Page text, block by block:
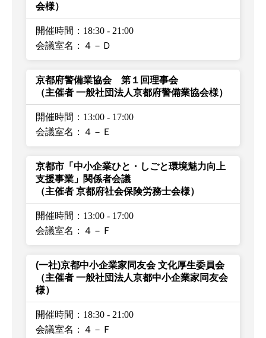
会様）
開催時間：18:30 - 21:00
会議室名：４－Ｄ
京都府警備業協会 第１回理事会
（主催者 一般社団法人京都府警備業協会様）
開催時間：13:00 - 17:00
会議室名：４－Ｅ
京都市「中小企業ひと・しごと環境魅力向上
支援事業」関係者会議
（主催者 京都府社会保険労務士会様）
開催時間：13:00 - 17:00
会議室名：４－Ｆ
(一社)京都中小企業家同友会 文化厚生委員会
（主催者 一般社団法人京都中小企業家同友会
様）
開催時間：18:30 - 21:00
会議室名：４－Ｆ